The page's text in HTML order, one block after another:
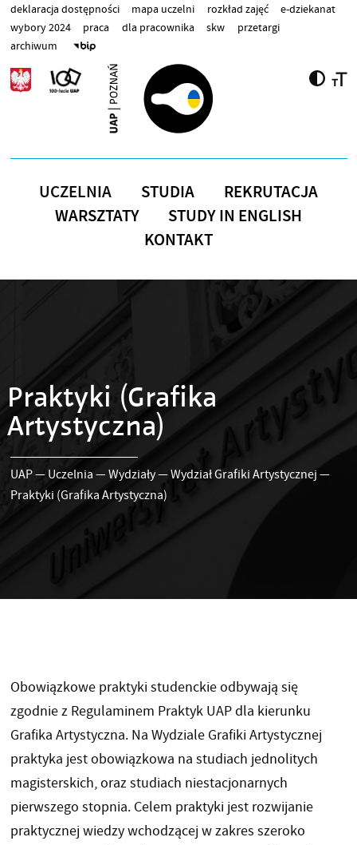
Przejdź do treści
deklaracja dostępności mapa uczelni rozkład zajęć
e-dziekanat
wybory 2024
praca dla pracownika skw
przetargi
archiwum
UCZELNIA STUDIA
REKRUTACJA
WARSZTATY
STUDY IN ENGLISH
KONTAKT
Praktyki (Grafika
Artystyczna)
UAP— Uczelnia —Wydziały—Wydział Grafiki Artystycznej —
Praktyki (Grafika Artystyczna)
Obowiązkowe praktyki studenckie odbywają się
zgodnie z Regulaminem Praktyk UAP dla kierunku
Grafika Artystyczna. Na Wydziale Grafiki Artystycznej
praktyka jest obowiązkowa na studiach jednolitych
magisterskich, oraz studiach niestacjonarnych
pierwszego stopnia. Celem praktyki jest rozwijanie
praktycznej wiedzy wchodzącej w zakres szeroko